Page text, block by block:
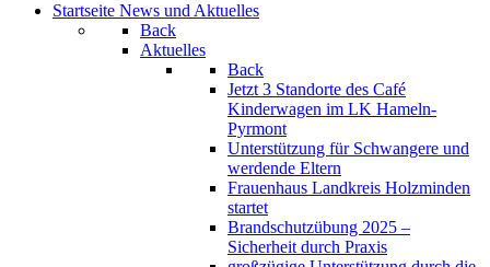
Startseite News und Aktuelles
Back
Aktuelles
Back
Jetzt 3 Standorte des Café
Kinderwagen im LK Hameln-
Pyrmont
Unterstützung für Schwangere und
werdende Eltern
Frauenhaus Landkreis Holzminden
startet
Brandschutzübung 2025 –
Sicherheit durch Praxis